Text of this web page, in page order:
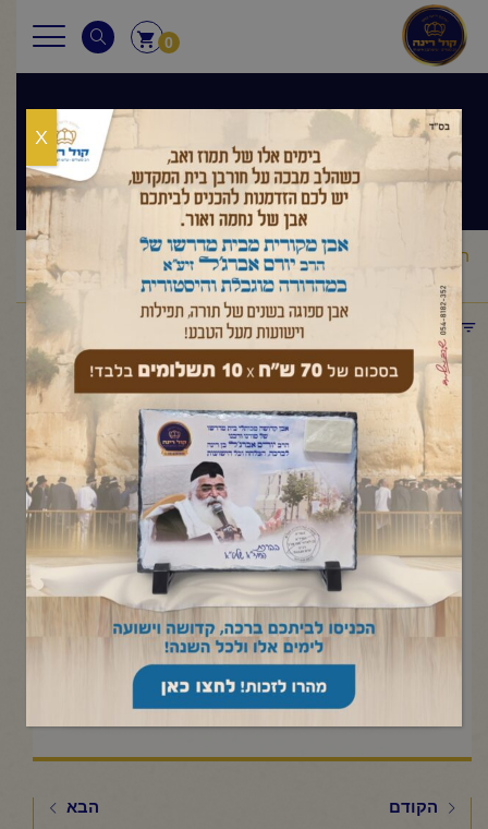
0
שיעורי הרב
ראשי שיעורי הרב /מסר יומי/הרב יורם אברג'ל – המסר היומי –
להתחבר לאור – כ' חשוון תשפ"ו
תפריט קטגוריות
הרב יורם אברג'ל – המסר היומי –
להתחבר לאור – כ' חשוון תשפ"ו
נובמבר 11, 2025
Click to accept marketing cookies and
enable this content
הקודם
הבא
X